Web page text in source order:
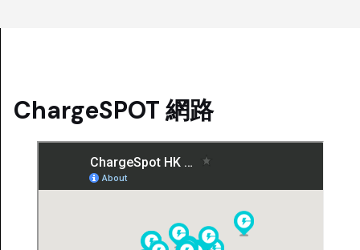
ChargeSPOT 網路